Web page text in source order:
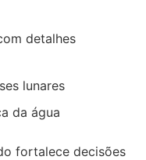
detalhes
lunares
da água
fortalece decisões